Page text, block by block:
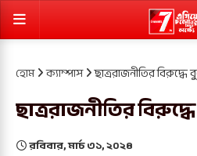
হোম ক্যাম্পাস ছাত্ররাজনীতির বিরুদ্ধে
ছাত্ররাজনীতির
রবিবার, মার্চ ৩১, ২০২৪